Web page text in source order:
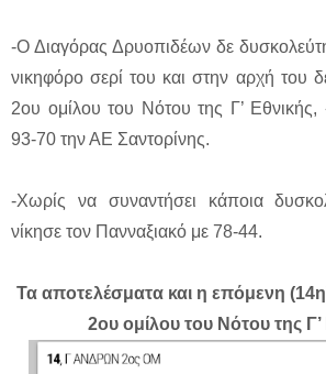
-Ο Διαγόρας Δρυοπιδέων δε
νικηφόρο σερί του και στην αρχή του
2ου ομίλου του Νότου της Γ’ Εθνικής,
93-70 την ΑΕ Σαντορίνης.
-Χωρίς να συναντήσει κάποια
νίκησε τον Πανναξιακό με 78-44.
Τα αποτελέσματα και η επόμενη
2ου ομίλου του Νότου της Γ’